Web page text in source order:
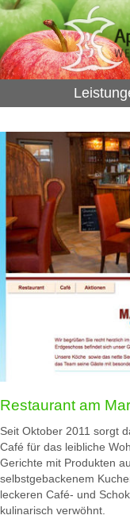
Restaurant am
Seit Oktober 2011 sorgt
Café für das leibliche
Gerichte mit Produkten
selbstgebackenem
leckeren Café- und
kulinarisch verwöhnt.